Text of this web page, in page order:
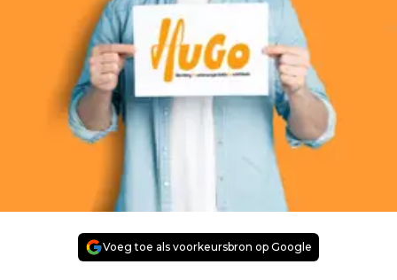
Voeg toe als voorkeursbron op Google